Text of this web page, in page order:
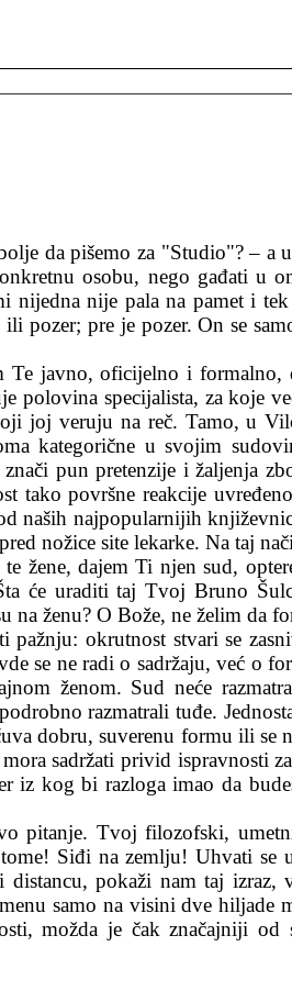
da pišemo za "Studio"? – a
osobu, nego gađati u
nije pala na pamet i
pozer; pre je pozer. On se
Te javno, oficijelno i
polovina specijalista, za koje
joj veruju na reč. Tamo, u
kategorične u svojim
pun pretenzije i žaljenja
tako površne reakcije
naših najpopularnijih
nožice site lekarke. Na taj
žene, dajem Ti njen sud,
će uraditi taj Tvoj Bruno
ženu? O Bože, ne želim da
okrutnost stvari se
se ne radi o sadržaju, već o
ženom. Sud neće
razmatrali tuđe.
dobru, suverenu formu ili
sadržati privid ispravnosti
iz kog bi razloga imao da
pitanje. Tvoj filozofski,
Siđi na zemlju! Uhvati
pokaži nam taj izraz,
samo na visini dve hiljade
možda je čak značajniji